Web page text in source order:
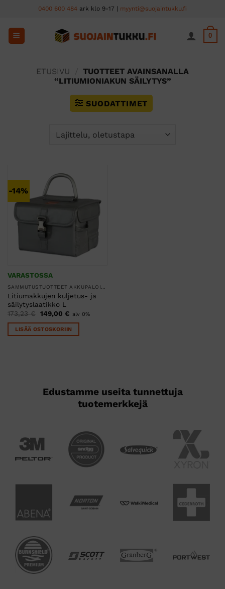
content
0400 600 484 ark klo 9-17 | myynti@suojaintukku.fi
0
ETUSIVU
TUOTTEET AVAINSANALLA
“LITIUMIONIAKUN SÄILYTYS”
SUODATTIMET
-14%
VARASTOSSA
Litiumakkujen kuljetus- ja
säilytyslaatikko L
173,23€ Alkuperäinen
hinta
oli:
173,23 €.
149,00 €Nykyinen
on:
149,00 €.
alv 0%
LISÄÄ OSTOSKORIIN
Edustamme useita tunnettuja